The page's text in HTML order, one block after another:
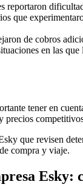
reportaron
que
de cobros
en las
tener en
que revisen
compra y viaje.
Esky: